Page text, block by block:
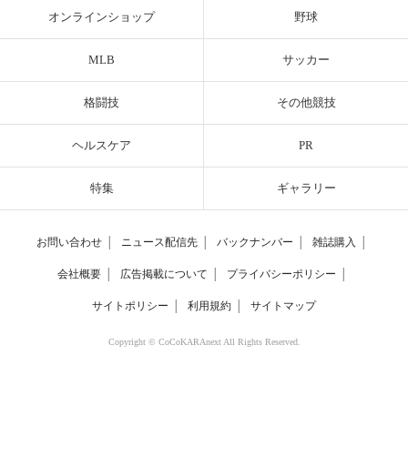
オンラインショップ 野球
MLB サッカー
格闘技 その他競技
ヘルスケア PR
特集 ギャラリー
お問い合わせ ニュース配信先 バックナンバー 雑誌購入
会社概要 広告掲載について プライバシーポリシー
サイトポリシー 利用規約 サイトマップ
Copyright © CoCoKARAnext All Rights Reserved.